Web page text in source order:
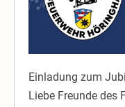
Einladung zum
Liebe Freunde des